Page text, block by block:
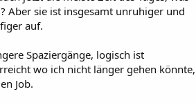
Aber sie ist insgesamt unruhiger und
auf.
Spaziergänge, logisch ist
wo ich nicht länger gehen könnte,
Job.